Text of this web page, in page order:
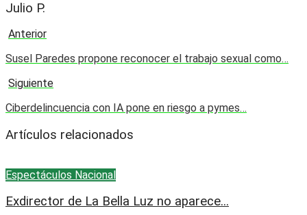
Julio P.
Anterior
Susel Paredes propone reconocer el trabajo sexual como…
Siguiente
Ciberdelincuencia con IA pone en riesgo a pymes…
Artículos relacionados
Espectáculos Nacional
Exdirector de La Bella Luz no aparece...